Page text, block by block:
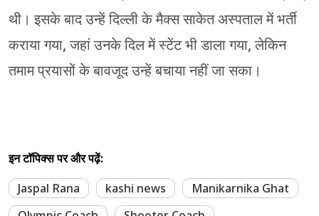
थी। इसके बाद उन्हें दिल्ली के मैक्स साकेत अस्पताल में भर्ती
कराया गया, जहां उनके दिल में स्टेंट भी डाला गया, लेकिन
तमाम प्रयासों के बावजूद उन्हें बचाया नहीं जा सका।
इन टॉपिक्स पर और पढ़ें:
Jaspal Rana
kashi news
Manikarnika Ghat